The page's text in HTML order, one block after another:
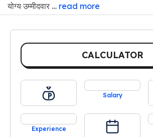
योग्य उम्मीदवार … read more
CALCULATOR
Salary
Experience